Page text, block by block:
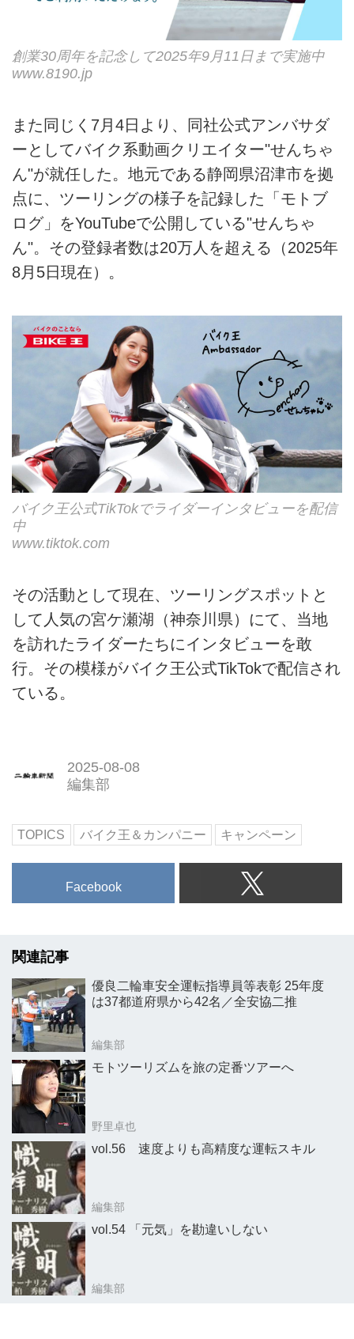
創業30周年を記念して2025年9月11日まで実施中
www.8190.jp
また同じく7月4日より、同社公式アンバサダ
ーとしてバイク系動画クリエイター"せんちゃ
ん"が就任した。地元である静岡県沼津市を拠
点に、ツーリングの様子を記録した「モトブ
ログ」をYouTubeで公開している"せんちゃ
ん"。その登録者数は20万人を超える（2025年
8月5日現在）。
バイク王公式TikTokでライダーインタビューを配信
中
www.tiktok.com
その活動として現在、ツーリングスポットと
して人気の宮ケ瀬湖（神奈川県）にて、当地
を訪れたライダーたちにインタビューを敢
行。その模様がバイク王公式TikTokで配信され
ている。
2025-08-08
編集部
TOPICS バイク王＆カンパニー キャンペーン
Facebook
関連記事
優良二輪車安全運転指導員等表彰 25年度
は37都道府県から42名／全安協二推
編集部
モトツーリズムを旅の定番ツアーへ
野里卓也
vol.56 速度よりも高精度な運転スキル
編集部
vol.54 「元気」を勘違いしない
編集部